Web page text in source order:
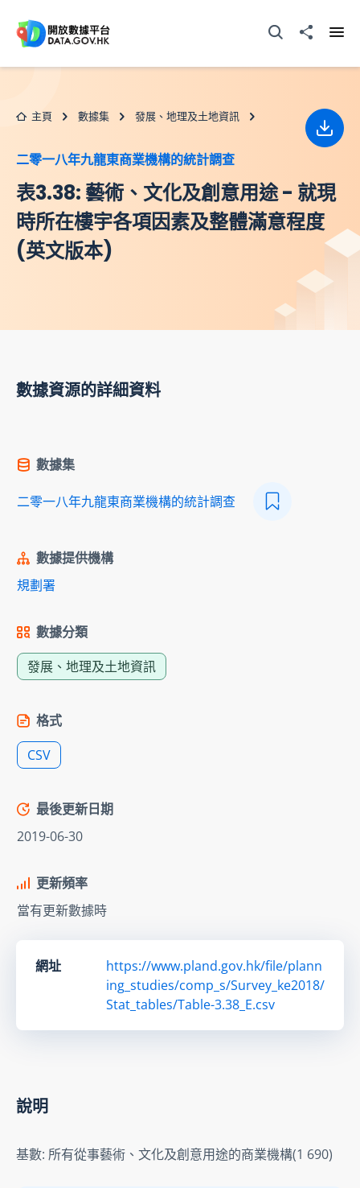
打開搜尋器分享至
主頁 數據集 發展、地理及土地資訊
二零一八年九龍東商業機構的統計調查
表3.38: 藝術、文化及創意用途 - 就現
時所在樓宇各項因素及整體滿意程度
(英文版本)
下載
數據資源的詳細資料
數據集
二零一八年九龍東商業機構的統計調查
數據提供機構
規劃署
數據分類
發展、地理及土地資訊
格式
CSV
最後更新日期
2019-06-30
更新頻率
當有更新數據時
網址
https://www.pland.gov.hk/file/plann
ing_studies/comp_s/Survey_ke2018/
Stat_tables/Table-3.38_E.csv
說明
基數: 所有從事藝術、文化及創意用途的商業機構(1 690)